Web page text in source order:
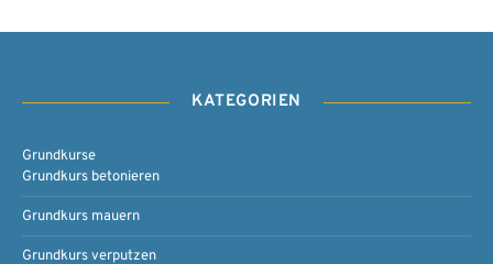
KATEGORIEN
Grundkurse
Grundkurs betonieren
Grundkurs mauern
Grundkurs verputzen